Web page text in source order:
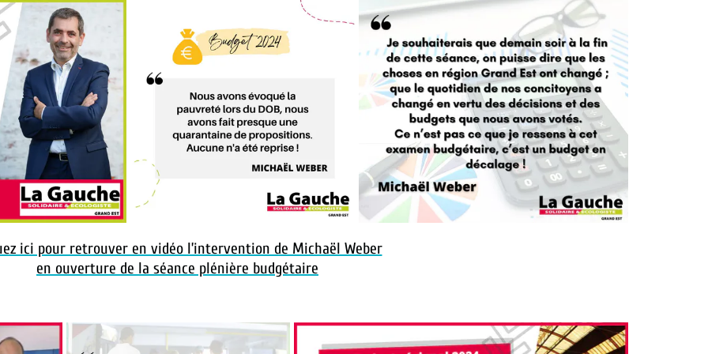
ici pour retrouver en vidéo l’intervention de Michaël Weber
en ouverture de la séance plénière budgétaire